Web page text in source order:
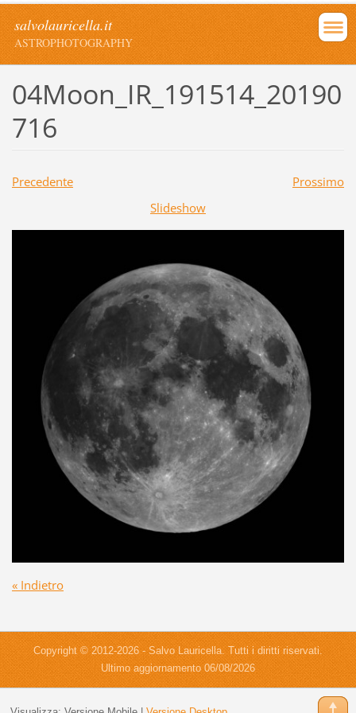
salvolauricella.it
ASTROPHOTOGRAPHY
04Moon_IR_191514_20190
716
Precedente
Prossimo
Slideshow
« Indietro
Copyright © 2012-2026 - Salvo Lauricella. Tutti i diritti riservati.
Ultimo aggiornamento 06/08/2026